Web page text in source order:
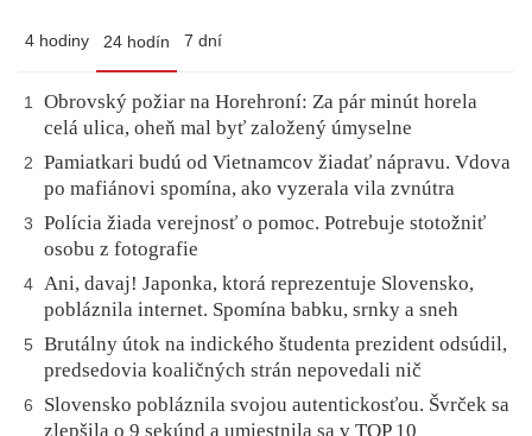
4 hodiny 24 hodín 7 dní
1
Obrovský požiar na Horehroní: Za pár minút horela
celá ulica, oheň mal byť založený úmyselne
2
Pamiatkari budú od Vietnamcov žiadať nápravu. Vdova
po mafiánovi spomína, ako vyzerala vila zvnútra
3
Polícia žiada verejnosť o pomoc. Potrebuje stotožniť
osobu z fotografie
4
Ani, davaj! Japonka, ktorá reprezentuje Slovensko,
pobláznila internet. Spomína babku, srnky a sneh
5
Brutálny útok na indického študenta prezident odsúdil,
predsedovia koaličných strán nepovedali nič
6
Slovensko pobláznila svojou autentickosťou. Švrček sa
zlepšila o 9 sekúnd a umiestnila sa v TOP 10